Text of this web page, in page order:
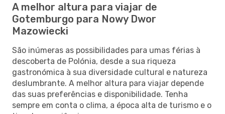
A melhor altura para viajar de
Gotemburgo para Nowy Dwor
Mazowiecki
São inúmeras as possibilidades para umas férias à
descoberta de Polónia, desde a sua riqueza
gastronómica à sua diversidade cultural e natureza
deslumbrante. A melhor altura para viajar depende
das suas preferências e disponibilidade. Tenha
sempre em conta o clima, a época alta de turismo e o